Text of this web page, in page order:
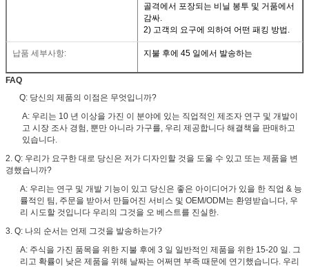
골격에서 포장되는 비닐 봉투 및 거품에서
감싸.
2) 고객의 요구에 의하여 어떤 패킹 방법.
납품 세부사항: 지불 후에 45 일에서 발송하는
FAQ
Q: 당신의 제품의 이점은 무엇입니까?
A: 우리는 10 년 이상을 가진 이 분야에 있는 직업적인 제조자 연구 및 개발이
고 시장 조사 경험, 뿐만 아니라 가구를, 우리 제공합니다 해결책을 판매하고
있습니다.
2. Q: 우리가 요구한 대로 당신은 저가 디자인할 것을 도울 수 있고 또는 제품을 변
경했습니까?
A: 우리는 연구 및 개발 기능이 있고 당신은 좋은 아이디어가 있을 한 직업 & 능
률적인 팀, 주문을 받아서 만들어진 서비스 및 OEM/ODM는 환영받습니다, 우
리 시도할 것입니다 우리의 그것을 오 베스트를 진실한.
3. Q: 나의 순서는 언제 그것을 발송하는가?
A: 주식을 가진 품목을 위한 지불 후에 3 일 일반적인 제품을 위한 15-20 일. 그
리고 확률이 낮은 제품을 위해 날짜는 어쩌면 부족 때문에 연기했습니다. 우리